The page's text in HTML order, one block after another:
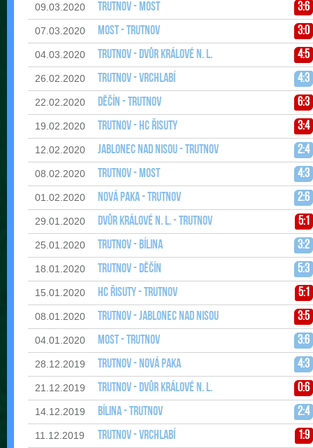
09.03.2020 Trutnov - Most 3:6
07.03.2020 Most - Trutnov 3:0
04.03.2020 Trutnov - Dvůr Králové n. L. 4:5
26.02.2020 Trutnov - Vrchlabí 4:3
22.02.2020 Děčín - Trutnov 6:3
19.02.2020 Trutnov - HC Řisuty 3:4
12.02.2020 Jablonec nad Nisou - Trutnov 2:4
08.02.2020 Trutnov - Most 4:3
01.02.2020 Nová Paka - Trutnov 2:6
29.01.2020 Dvůr Králové n. L. - Trutnov 5:1
25.01.2020 Trutnov - Bílina 3:2
18.01.2020 Trutnov - Děčín 5:3
15.01.2020 HC Řisuty - Trutnov 5:1
08.01.2020 Trutnov - Jablonec nad Nisou 3:5
04.01.2020 Most - Trutnov 3:6
28.12.2019 Trutnov - Nová Paka 4:3
21.12.2019 Trutnov - Dvůr Králové n. L. 0:6
14.12.2019 Bílina - Trutnov 2:4
11.12.2019 Trutnov - Vrchlabí 1:9